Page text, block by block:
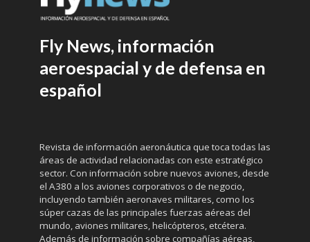
Fly News, información
aeroespacial y de defensa en
español
Revista de información aeronáutica que toca todas las
áreas de actividad relacionadas con este estratégico
sector. Con información sobre nuevos aviones, desde
el A380 a los aviones corporativos o de negocio,
incluyendo también aeronaves militares, como los
súper cazas de las principales fuerzas aéreas del
mundo, aviones militares, helicópteros, etcétera.
Además de información sobre compañías aéreas,